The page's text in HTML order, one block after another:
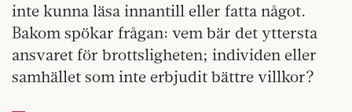
inte kunna läsa innantill eller fatta något.
Bakom spökar frågan: vem bär det yttersta
ansvaret för brottsligheten; individen eller
samhället som inte erbjudit bättre villkor?